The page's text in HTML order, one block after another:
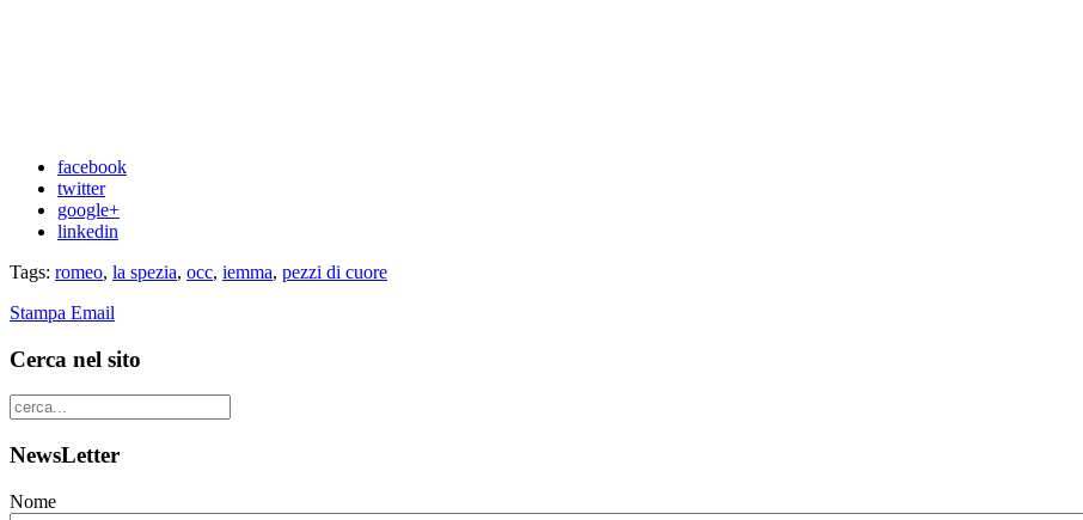
facebook
twitter
google+
linkedin
Tags: romeo, la spezia, occ, iemma, pezzi di cuore
Stampa Email
Cerca nel sito
NewsLetter
Nome